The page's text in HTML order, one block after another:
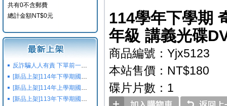
共有0不含郵費
總計金額NT$0元
反詐騙人人有責 下單前一定要注意
[新品上架]114年下學期國小國中高中命題光碟,校用卷,習作
[新品上架]114年上學期國小國中高中命題光碟,校用卷,習作
[新品上架]113年下學期國小國中高中命題光碟,校用卷,習作
114學年下學期
年級 講義光碟
商品編號：Yjx5123
本站售價：NT$180
碟片片數：1